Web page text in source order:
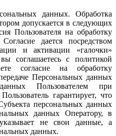
данных. Обработка
допускается в следующих
Пользователя на обработку
дается посредством
и активации «галочки»
соглашаетесь с политикой
согласие на обработку
Персональных данных
Пользователем при
гарантирует, что
персональных данных
данных Оператору, в
не свои данные, а
данных.